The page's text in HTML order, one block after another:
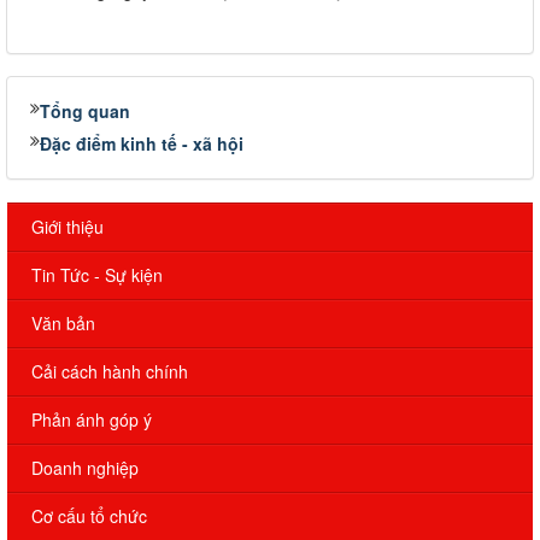
Tổng quan
Đặc điểm kinh tế - xã hội
Giới thiệu
Tin Tức - Sự kiện
Văn bản
Cải cách hành chính
Phản ánh góp ý
Doanh nghiệp
Cơ cấu tổ chức